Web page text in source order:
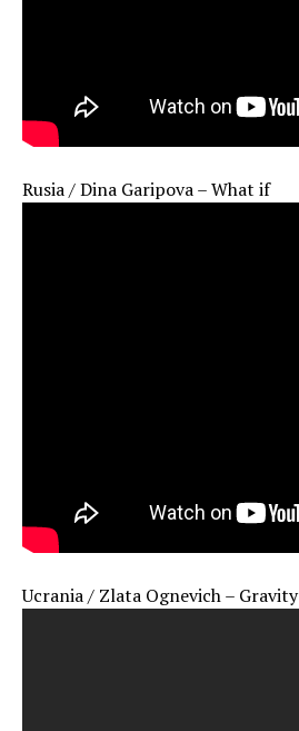
Rusia / Dina Garipova – What if
Ucrania / Zlata Ognevich – Gravity